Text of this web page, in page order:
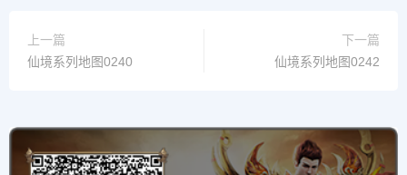
上一篇
仙境系列地图0240
下一篇
仙境系列地图0242